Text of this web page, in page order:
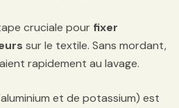
cruciale pour fixer
sur le textile. Sans mordant,
rapidement au lavage.
et de potassium) est